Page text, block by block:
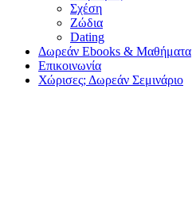
Σχέση
Ζώδια
Dating
Δωρεάν Ebooks & Μαθήματα
Επικοινωνία
Χώρισες; Δωρεάν Σεμινάριο